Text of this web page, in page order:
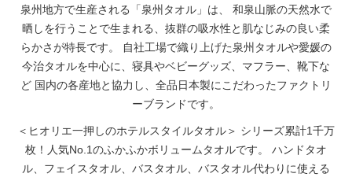
泉州地方で生産される「泉州タオル」は、
和泉山脈の天然水で
晒しを行うことで生まれる、抜群の吸水性と肌なじみの良い柔
らかさが特長です。
自社工場で織り上げた泉州タオルや愛媛の
今治タオルを中心に、寝具やベビーグッズ、マフラー、靴下な
ど 国内の各産地と協力し、全品日本製にこだわったファクトリ
ーブランドです。
＜ヒオリエ一押しのホテルスタイルタオル＞ シリーズ累計1千万
枚！人気No.1のふかふかボリュームタオルです。
ハンドタオ
ル、フェイスタオル、バスタオル、バスタオル代わりに使える